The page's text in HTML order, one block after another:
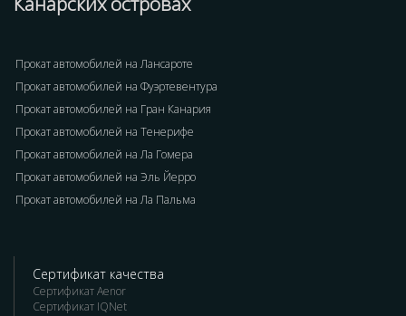
Прокат автомобилей на Лансароте
Прокат автомобилей на Фуэртевентура
Прокат автомобилей на Гран Канария
Прокат автомобилей на Тенерифе
Прокат автомобилей на Ла Гомера
Прокат автомобилей на Эль Йерро
Прокат автомобилей на Ла Пальма
Сертификат качества
Сертификат Aenor
Сертификат IQNet